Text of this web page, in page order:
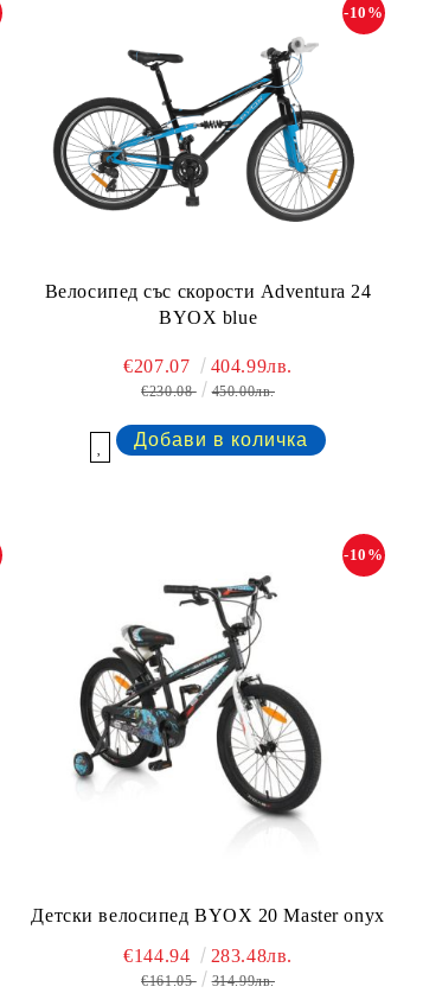
Велосипед със скорости Adventura 24
BYOX blue
-10%
€207.07 404.99лв.
€230.08 450.00лв.
Детски велосипед BYOX 20 Master onyx
-10%
€144.94 283.48лв.
€161.05 314.99лв.